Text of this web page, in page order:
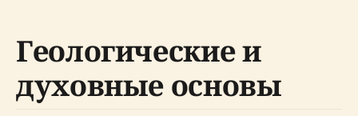
Геологические и
духовные основы